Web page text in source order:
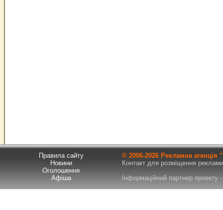
Правила сайту
Новини
Оголошення
Афіша
© 2006-2026 Рекламна
Контакт для розміщення
Інформаційний партнер проекту